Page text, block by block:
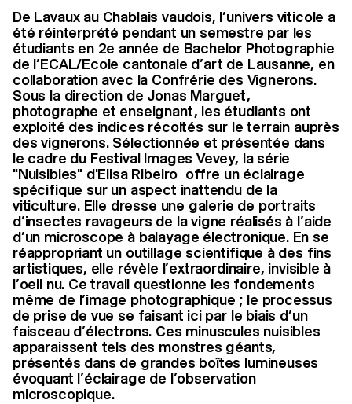
De Lavaux au Chablais vaudois, l’univers viticole a
été réinterprété pendant un semestre par les
étudiants en 2e année de Bachelor Photographie
de l’ECAL/Ecole cantonale d’art de Lausanne, en
collaboration avec la Confrérie des Vignerons.
Sous la direction de Jonas Marguet,
photographe et enseignant, les étudiants ont
exploité des indices récoltés sur le terrain auprès
des vignerons. Sélectionnée et présentée dans
le cadre du Festival Images Vevey, la série
"Nuisibles" d'Elisa Ribeiro offre un éclairage
spécifique sur un aspect inattendu de la
viticulture. Elle dresse une galerie de portraits
d’insectes ravageurs de la vigne réalisés à l’aide
d’un microscope à balayage électronique. En se
réappropriant un outillage scientifique à des fins
artistiques, elle révèle l’extraordinaire, invisible à
l’oeil nu. Ce travail questionne les fondements
même de l’image photographique ; le processus
de prise de vue se faisant ici par le biais d’un
faisceau d’électrons. Ces minuscules nuisibles
apparaissent tels des monstres géants,
présentés dans de grandes boîtes lumineuses
évoquant l’éclairage de l’observation
microscopique.